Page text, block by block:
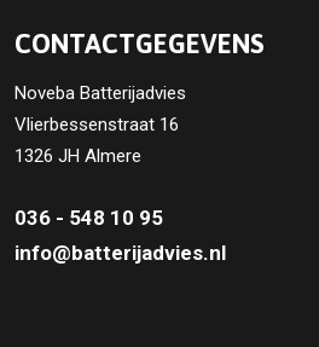
CONTACTGEGEVENS
Noveba Batterijadvies
Vlierbessenstraat 16
1326 JH Almere
036 - 548 10 95
info@batterijadvies.nl